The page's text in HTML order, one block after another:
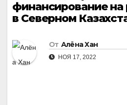
финансирование на
в Северном
От Алёна Хан
НОЯ 17, 2022